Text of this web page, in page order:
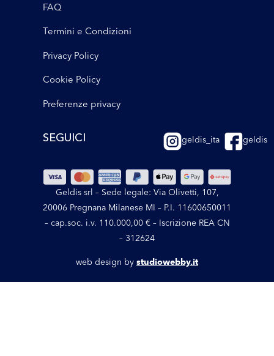
FAQ
Termini e Condizioni
Privacy Policy
Cookie Policy
Preferenze privacy
SEGUICI geldis_ita geldis
Geldis srl – Sede legale: Via Olivetti, 107,
20006 Pregnana Milanese MI – P.I. 11600650011
– cap.soc. i.v. 110.000,00 € – Iscrizione REA CN
– 312624
web design by studiowebby.it